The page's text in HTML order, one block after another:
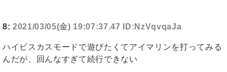
8: 2021/03/05(金) 19:07:37.47 ID:NzVqvqaJa
ハイビスカスモードで遊びたくてアイマリンを打ってみる
んだが、回んなすぎて続行できない